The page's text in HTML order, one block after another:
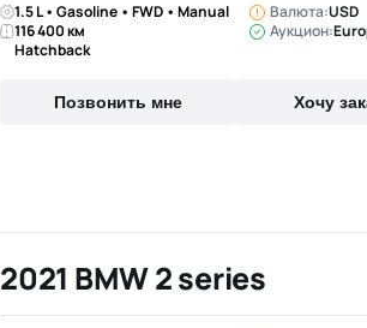
1.5 L • Gasoline • FWD • Manual
116 400 км
Hatchback
Валюта:USD
Аукцион:
Позвонить мне Хочу
2021 BMW 2 series